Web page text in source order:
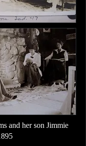
and her son Jimmie